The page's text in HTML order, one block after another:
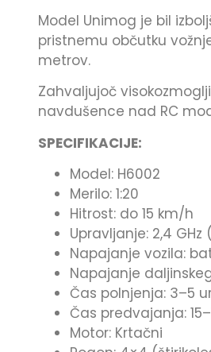
Model Unimog je bil
pristnemu občutku
metrov.
Zahvaljujoč
navdušence nad RC
SPECIFIKACIJE:
Model: H6002
Merilo: 1:20
Hitrost: do 15 km/h
Upravljanje: 2,4
Napajanje vozila:
Napajanje
Čas polnjenja: 3–5
Čas predvajanja:
Motor: Krtačni